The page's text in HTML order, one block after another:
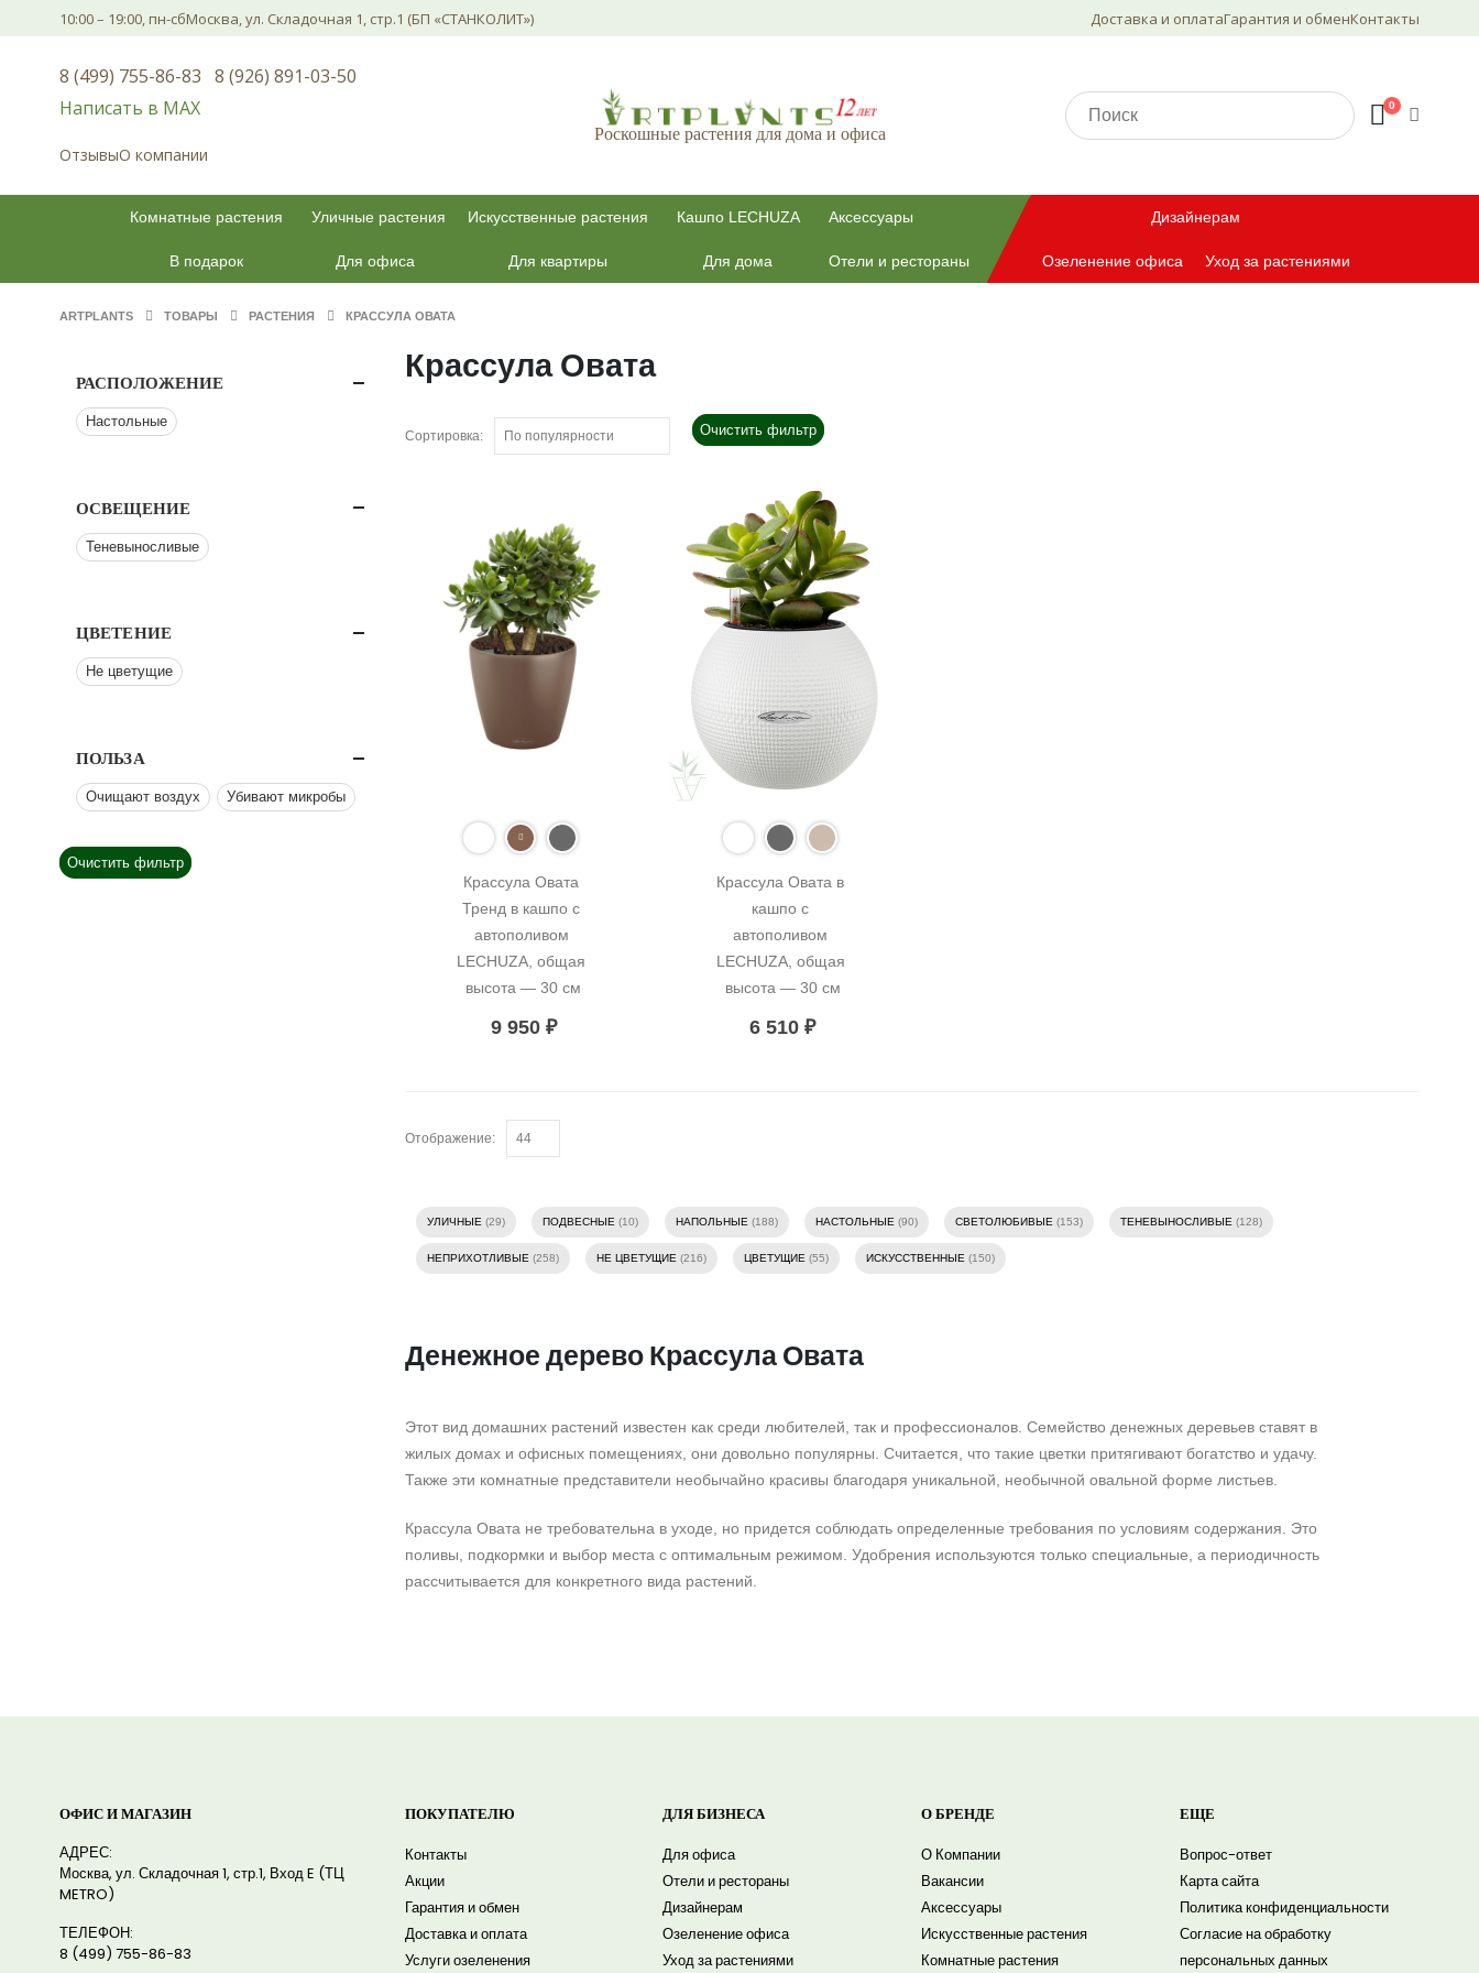
10:00 – 19:00, пн-сбМосква, ул. Складочная 1, стр.1 (БП «СТАНКОЛИТ») Доставка и оплатаГарантия и обменКонтакты
8 (499) 755-86-83 8 (926) 891-03-50
Написать в МАХ
ОтзывыО компании
Роскошные растения для дома и офиса
0
Комнатные растения Уличные растения Искусственные растения Кашпо LECHUZA Аксессуары
В подарок Озеленение офиса Уход за растениями
Для офиса
Дизайнерам
Для квартиры Для дома Отели и рестораны
ARTPLANTS ТОВАРЫ РАСТЕНИЯ КРАССУЛА ОВАТА
Крассула Овата
Сортировка: Очистить фильтр
Крассула Овата
Тренд в кашпо с
автополивом
LECHUZA, общая
высота — 30 см
9 950 ₽
Крассула Овата в
кашпо с
автополивом
LECHUZA, общая
высота — 30 см
6 510₽
Отображение:
УЛИЧНЫЕ (29) ПОДВЕСНЫЕ (10) НАПОЛЬНЫЕ (188) НАСТОЛЬНЫЕ (90) СВЕТОЛЮБИВЫЕ (153) ТЕНЕВЫНОСЛИВЫЕ (128)
НЕПРИХОТЛИВЫЕ (258) НЕ ЦВЕТУЩИЕ (216) ЦВЕТУЩИЕ (55) ИСКУССТВЕННЫЕ (150)
Денежное дерево Крассула Овата
Этот вид домашних растений известен как среди любителей, так и профессионалов. Семейство денежных деревьев ставят в
жилых домах и офисных помещениях, они довольно популярны. Считается, что такие цветки притягивают богатство и удачу.
Также эти комнатные представители необычайно красивы благодаря уникальной, необычной овальной форме листьев.
Крассула Овата не требовательна в уходе, но придется соблюдать определенные требования по условиям содержания. Это
поливы, подкормки и выбор места с оптимальным режимом. Удобрения используются только специальные, а периодичность
рассчитывается для конкретного вида растений.
РАСПОЛОЖЕНИЕ
Настольные
ОСВЕЩЕНИЕ
Теневыносливые
ЦВЕТЕНИЕ
Не цветущие
ПОЛЬЗА
Очищают воздух Убивают микробы
Очистить фильтр
ОФИС И МАГАЗИН
АДРЕС:
Москва, ул. Складочная 1, стр.1, Вход E (ТЦ
METRO)
ТЕЛЕФОН:
8 (499) 755-86-83
ПОКУПАТЕЛЮ
Контакты
Акции
Гарантия и обмен
Доставка и оплата
Услуги озеленения
ДЛЯ БИЗНЕСА
Для офиса
Отели и рестораны
Дизайнерам
Озеленение офиса
Уход за растениями
О БРЕНДЕ
О Компании
Вакансии
Аксессуары
Искусственные растения
Комнатные растения
ЕЩЕ
Вопрос-ответ
Карта сайта
Политика конфиденциальности
Согласие на обработку
персональных данных